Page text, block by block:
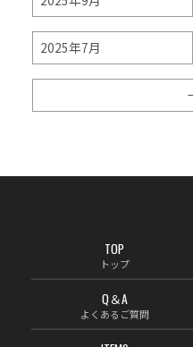
2025年7月
TOP
トップ
Q＆A
よくあるご質問